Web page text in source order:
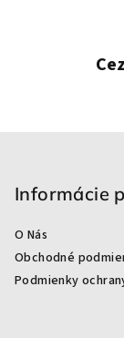
Informácie
O Nás
Obchodné
Podmienky